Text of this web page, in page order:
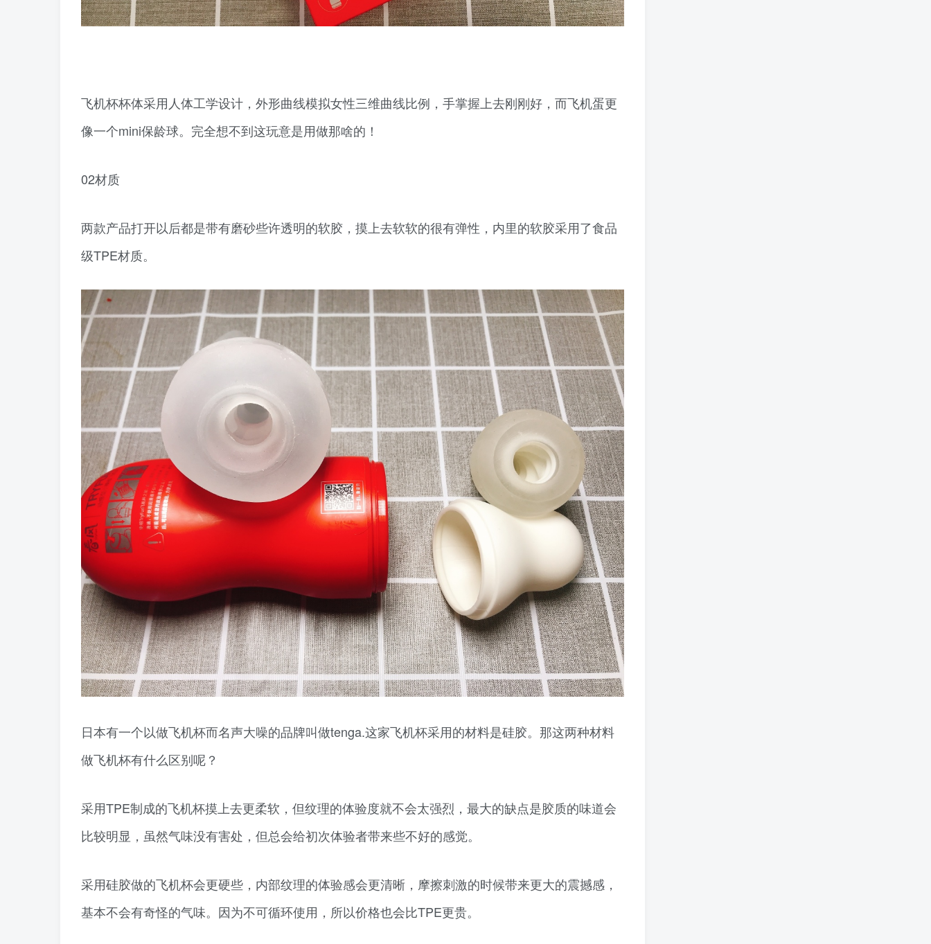
飞机杯杯体采用人体工学设计，外形曲线模拟女性三维曲线比例，手掌握上去刚刚好，而飞机蛋更
像一个mini保龄球。完全想不到这玩意是用做那啥的！
02材质
两款产品打开以后都是带有磨砂些许透明的软胶，摸上去软软的很有弹性，内里的软胶采用了食品
级TPE材质。
日本有一个以做飞机杯而名声大噪的品牌叫做tenga.这家飞机杯采用的材料是硅胶。那这两种材料
做飞机杯有什么区别呢？
采用TPE制成的飞机杯摸上去更柔软，但纹理的体验度就不会太强烈，最大的缺点是胶质的味道会
比较明显，虽然气味没有害处，但总会给初次体验者带来些不好的感觉。
采用硅胶做的飞机杯会更硬些，内部纹理的体验感会更清晰，摩擦刺激的时候带来更大的震撼感，
基本不会有奇怪的气味。因为不可循环使用，所以价格也会比TPE更贵。